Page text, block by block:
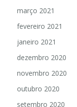
março 2021
fevereiro 2021
janeiro 2021
dezembro 2020
novembro 2020
outubro 2020
setembro 2020